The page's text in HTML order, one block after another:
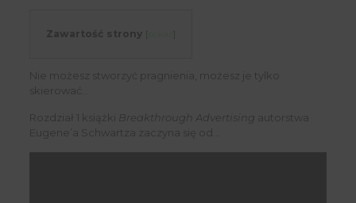
Zawartość strony
Nie możesz stworzyć pragnienia, możesz je tylko
skierować…
Rozdział 1 książki Breakthrough Advertising autorstwa
Eugene’a Schwartza zaczyna się od…